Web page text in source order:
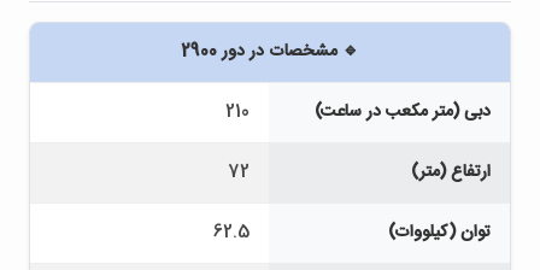
🔹 مشخصات در دور 2900
دبی (متر مکعب در ساعت) 210
ارتفاع (متر) 72
توان (کیلووات) 62.5